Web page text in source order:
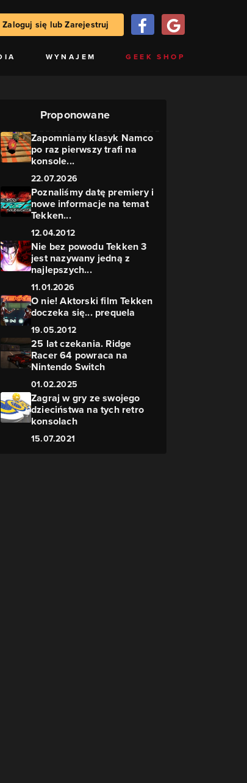
Zaloguj się lub Zarejestruj
WYNAJEM GEEK SHOP
Proponowane
Zapomniany klasyk Namco
po raz pierwszy trafi na
konsole...
22.07.2026
Poznaliśmy datę premiery i
nowe informacje na temat
Tekken...
12.04.2012
Nie bez powodu Tekken 3
jest nazywany jedną z
najlepszych...
11.01.2026
O nie! Aktorski film Tekken
doczeka się... prequela
19.05.2012
25 lat czekania. Ridge
Racer 64 powraca na
Nintendo Switch
01.02.2025
Zagraj w gry ze swojego
dzieciństwa na tych retro
konsolach
15.07.2021